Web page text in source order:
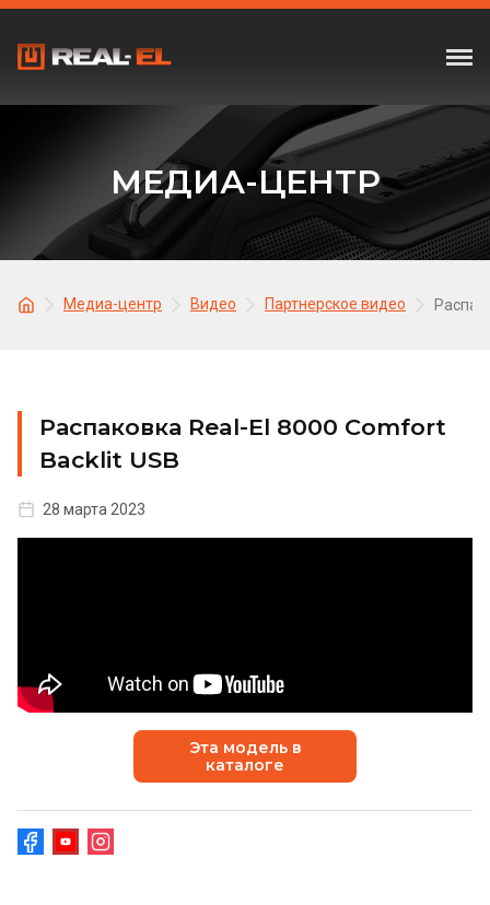
МЕДИА-ЦЕНТР
Медиа-центр Видео Партнерское видео
Распаковка Real-El 8000 Comfort
Backlit USB
28 марта 2023
Эта модель в
каталоге